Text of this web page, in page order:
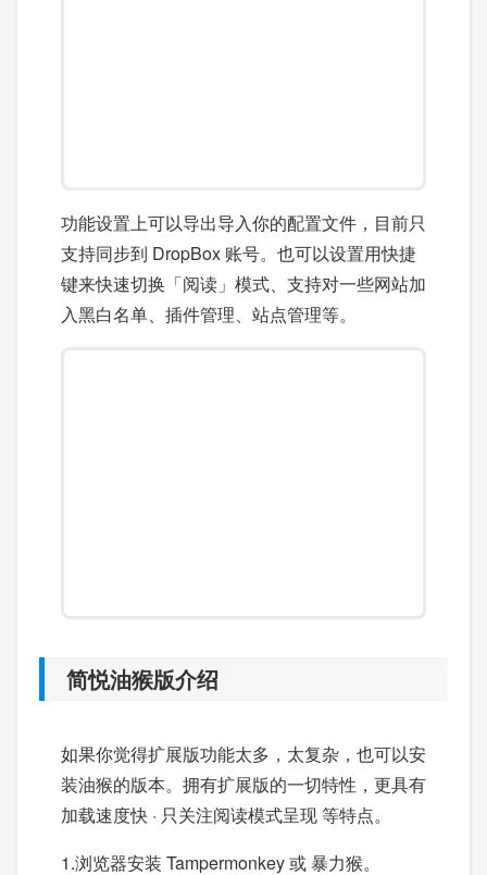
功能设置上可以导出导入你的配置文件，目前只
支持同步到 DropBox 账号。也可以设置用快捷
键来快速切换「阅读」模式、支持对一些网站加
入黑白名单、插件管理、站点管理等。
简悦油猴版介绍
如果你觉得扩展版功能太多，太复杂，也可以安
装油猴的版本。拥有扩展版的一切特性，更具有
加载速度快 · 只关注阅读模式呈现 等特点。
1.浏览器安装 Tampermonkey 或 暴力猴。